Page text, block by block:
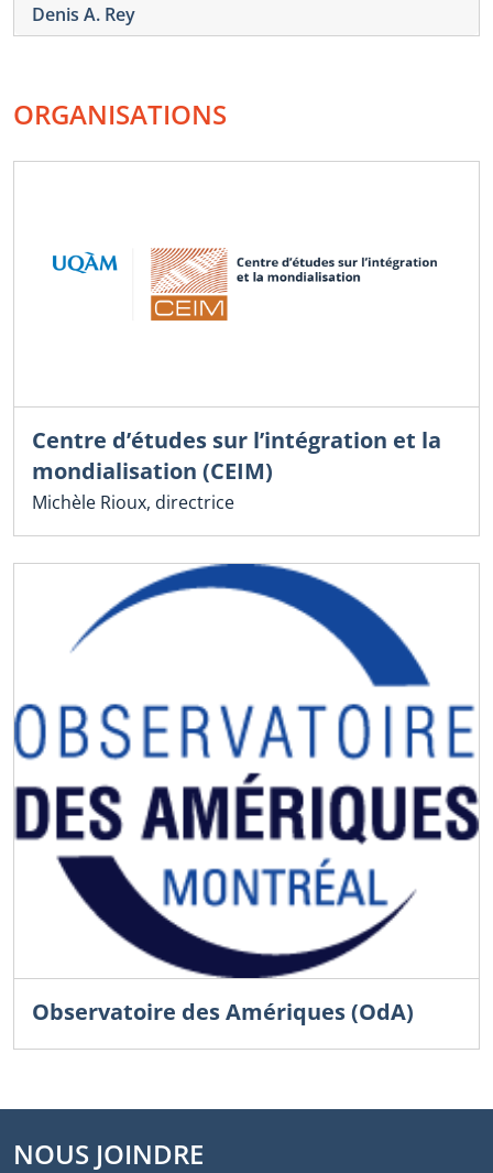
Denis A. Rey
ORGANISATIONS
Centre d’études sur l’intégration et la
mondialisation (CEIM)
Michèle Rioux, directrice
Observatoire des Amériques (OdA)
NOUS JOINDRE